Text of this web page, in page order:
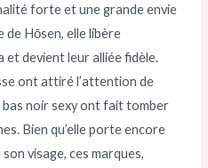
forte et une grande envie
de Hōsen, elle libère
et devient leur alliée fidèle.
ont attiré l’attention de
bas noir sexy ont fait tomber
Bien qu’elle porte encore
visage, ces marques,